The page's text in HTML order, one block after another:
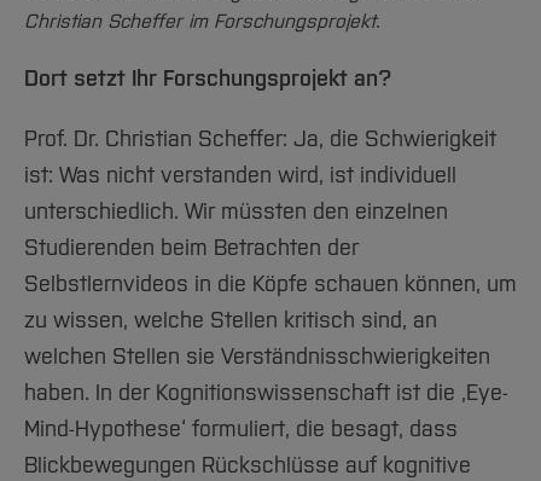
Christian Scheffer im Forschungsprojekt.
Dort setzt Ihr Forschungsprojekt an?
Prof. Dr. Christian Scheffer: Ja, die Schwierigkeit
ist: Was nicht verstanden wird, ist individuell
unterschiedlich. Wir müssten den einzelnen
Studierenden beim Betrachten der
Selbstlernvideos in die Köpfe schauen können, um
zu wissen, welche Stellen kritisch sind, an
welchen Stellen sie Verständnisschwierigkeiten
haben. In der Kognitionswissenschaft ist die ‚Eye-
Mind-Hypothese‘ formuliert, die besagt, dass
Blickbewegungen Rückschlüsse auf kognitive